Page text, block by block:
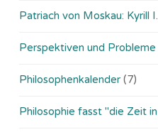
Patriach von Moskau: Kyrill I.
Perspektiven und Probleme
Philosophenkalender (7)
Philosophie fasst "die Zeit